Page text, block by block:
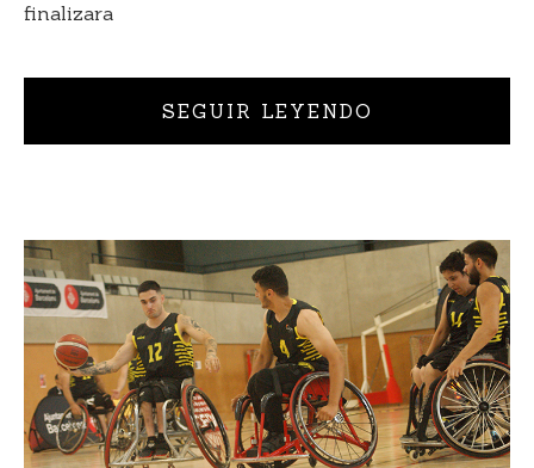
finalizara
SEGUIR LEYENDO